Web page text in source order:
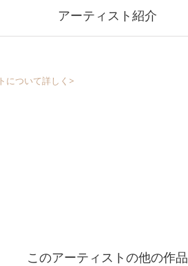
アーティスト紹介
について詳しく>
このアーティストの他の作品